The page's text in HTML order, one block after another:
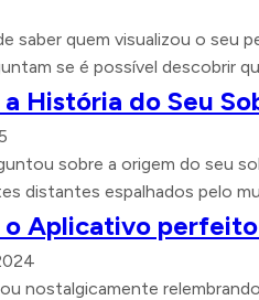
saber quem visualizou o seu
se é possível descobrir
História do Seu
sobre a origem do seu
distantes espalhados pelo
o Aplicativo
nostalgicamente